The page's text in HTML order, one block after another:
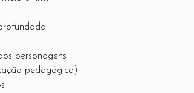
personagens
pedagógica)